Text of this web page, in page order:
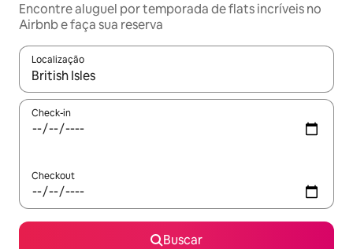
Encontre aluguel por temporada de flats incríveis no
Airbnb e faça sua reserva
Localização
Quando os resultados estiverem disponíveis, explore-os
Check-in
Checkout
Buscar